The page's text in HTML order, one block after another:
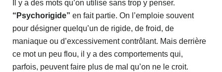
Il y a des mots qu’on utilise sans trop y penser.
“Psychorigide” en fait partie. On l’emploie souvent
pour désigner quelqu’un de rigide, de froid, de
maniaque ou d’excessivement contrôlant. Mais derrière
ce mot un peu flou, il y a des comportements qui,
parfois, peuvent faire plus de mal qu’on ne le croit.